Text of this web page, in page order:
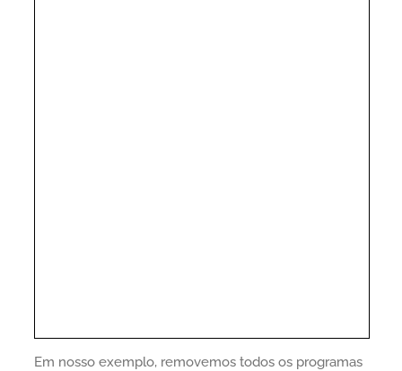
Em nosso exemplo, removemos todos os programas